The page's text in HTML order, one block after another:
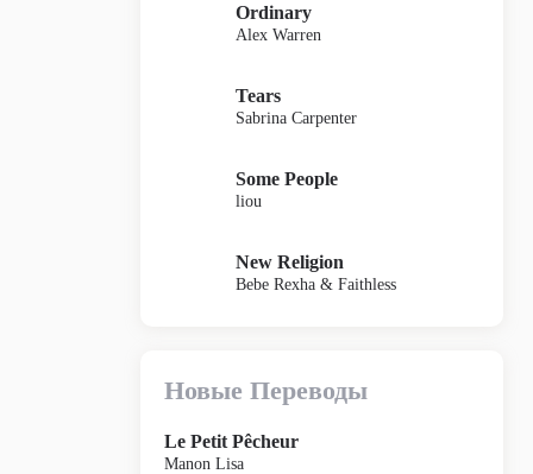
Ordinary
Alex Warren
Tears
Sabrina Carpenter
Some People
liou
New Religion
Bebe Rexha & Faithless
Новые Переводы
Le Petit Pêcheur
Manon Lisa